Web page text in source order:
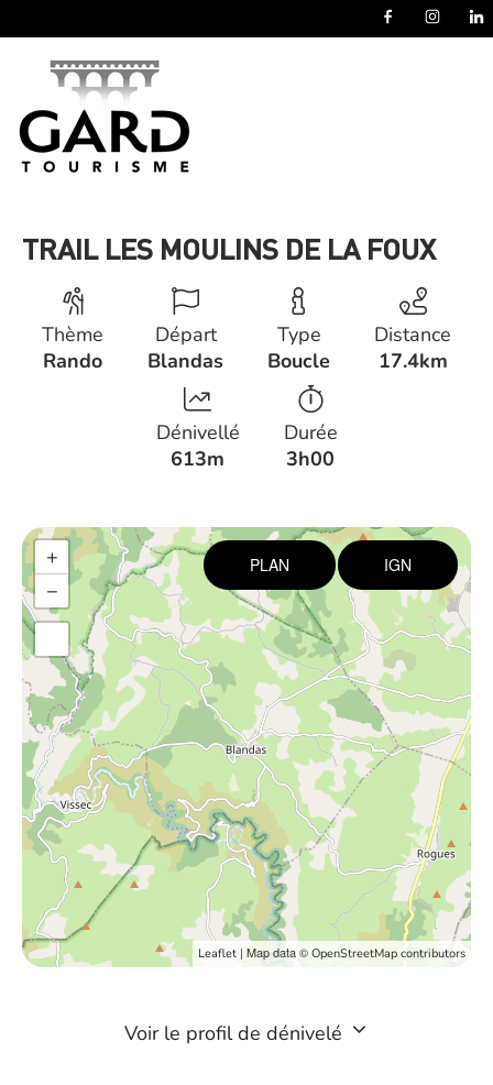
TRAIL LES MOULINS DE LA FOUX
Thème
Rando
Départ
Blandas
Type
Boucle
Distance
17.4km
Dénivellé
613m
Durée
3h00
+
−
PLAN IGN
Leaflet | Map data © OpenStreetMap contributors
Voir le profil de dénivelé